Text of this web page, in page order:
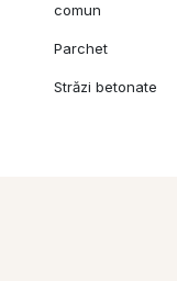
comun
Parchet
Străzi betonate